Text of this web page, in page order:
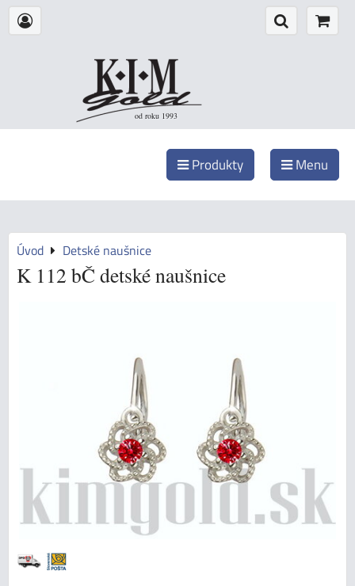
od roku 1993
Produkty Menu
Úvod Detské naušnice
K 112 bČ detské naušnice